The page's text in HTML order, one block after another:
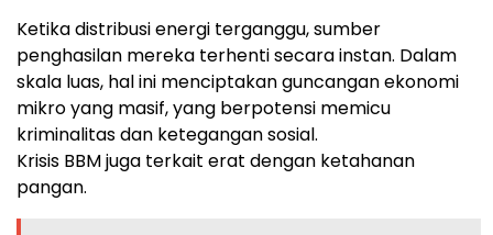
Ketika distribusi energi terganggu, sumber
penghasilan mereka terhenti secara instan. Dalam
skala luas, hal ini menciptakan guncangan ekonomi
mikro yang masif, yang berpotensi memicu
kriminalitas dan ketegangan sosial.
Krisis BBM juga terkait erat dengan ketahanan
pangan.